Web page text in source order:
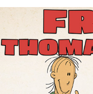
Frida, Thomas og
2025